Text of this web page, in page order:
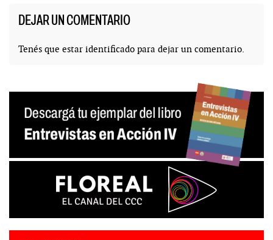
DEJAR UN COMENTARIO
Tenés que estar identificado para dejar un comentario.